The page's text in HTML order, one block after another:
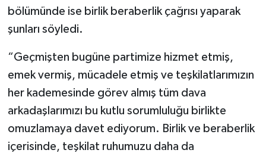
bölümünde ise birlik beraberlik çağrısı yaparak
şunları söyledi.
“Geçmişten bugüne partimize hizmet etmiş,
emek vermiş, mücadele etmiş ve teşkilatlarımızın
her kademesinde görev almış tüm dava
arkadaşlarımızı bu kutlu sorumluluğu birlikte
omuzlamaya davet ediyorum. Birlik ve beraberlik
içerisinde, teşkilat ruhumuzu daha da